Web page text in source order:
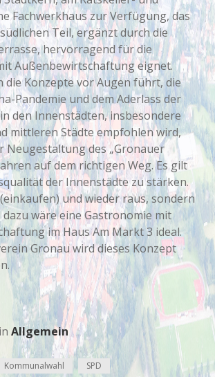
Fachwerkhaus zur Verfügung, das
Teil, ergänzt durch die
hervorragend für die
Außenbewirtschaftung eignet.
die Konzepte vor Augen führt, die
Pandemie und dem Aderlass der
den Innenstädten, insbesondere
mittleren Städte empfohlen wird,
Neugestaltung des „Gronauer
auf dem richtigen Weg. Es gilt
der Innenstädte zu stärken.
und wieder raus, sondern
dazu wäre eine Gastronomie mit
im Haus Am Markt 3 ideal.
Gronau wird dieses Konzept
Allgemein
Kommunalwahl SPD